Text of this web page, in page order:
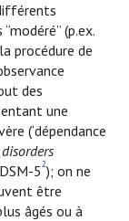
(p.ex.
procédure de
des
une
(‘dépendance
52); on ne
être
âgés ou à